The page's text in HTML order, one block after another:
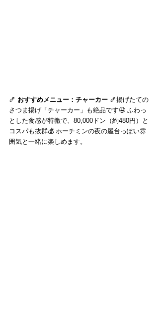
🍤 おすすめメニュー：チャーカー 🍤揚げたての
さつま揚げ「チャーカー」も絶品です🤤 ふわっ
とした食感が特徴で、80,000ドン（約480円）と
コスパも抜群💰 ホーチミンの夜の屋台っぽい雰
囲気と一緒に楽しめます。